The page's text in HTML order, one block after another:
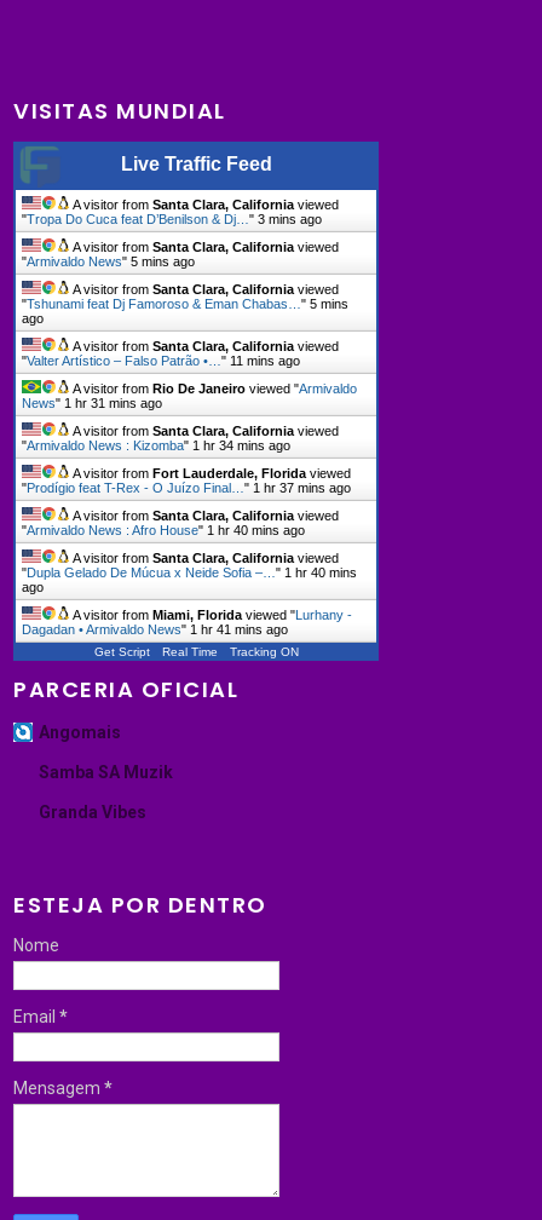
VISITAS MUNDIAL
Live Traffic Feed
A visitor fromSanta Clara, California viewed
"Tropa Do Cuca feat D’Benilson & Dj…"3 mins ago
A visitor fromSanta Clara, California viewed
"Armivaldo News"5 mins ago
A visitor fromSanta Clara, California viewed
"Tshunami feat Dj Famoroso & Eman Chabas…"5 mins
ago
A visitor fromSanta Clara, California viewed
"Valter Artístico – Falso Patrão •…" 11 mins ago
A visitor fromRio De Janeiro viewed "Armivaldo
News" 1 hr 31 mins ago
A visitor fromSanta Clara, California viewed
"Armivaldo News : Kizomba" 1 hr 34 mins ago
A visitor fromFort Lauderdale, Florida viewed
"Prodígio feat T-Rex - O Juízo Final…" 1 hr 37 mins ago
A visitor fromSanta Clara, California viewed
"Armivaldo News : Afro House" 1 hr 40 mins ago
A visitor fromSanta Clara, California viewed
"Dupla Gelado De Múcua x Neide Sofia –…" 1 hr 40 mins
ago
A visitor fromMiami, Florida viewed "Lurhany -
Dagadan • Armivaldo News" 1 hr 41 mins ago
Get Script Real Time Tracking ON
PARCERIA OFICIAL
Angomais
Samba SA Muzik
Granda Vibes
ESTEJA POR DENTRO
Nome
Email*
Mensagem*